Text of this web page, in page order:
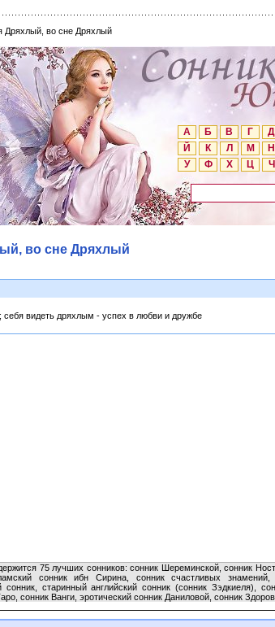
Дряхлый, во сне Дряхлый
А Б В Г Д
Й
К Л М Н
У
Ф Х Ц Ч
во сне Дряхлый
себя видеть дряхлым - успех в любви и дружбе
75 лучших сонников: сонник Шереминской, сонник
сонник ибн Сирина, сонник счастливых знамений,
старинный английский сонник (сонник Зэдкиеля),
сонник Ванги, эротический сонник Даниловой, сонник